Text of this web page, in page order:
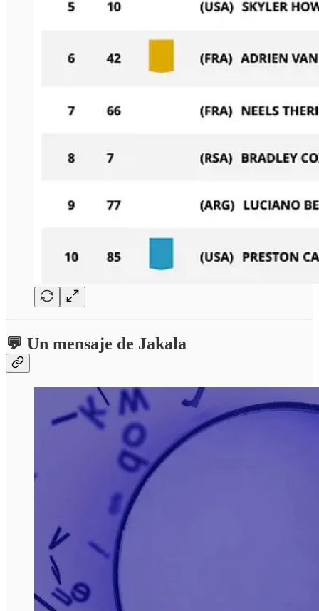
💬 Un mensaje de Jakala